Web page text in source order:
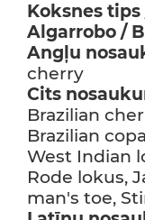
Koksnes tips
Algarrobo /
Angļu
cherry
Cits
Brazilian
Brazilian
West Indian
Rode lokus,
man's toe,